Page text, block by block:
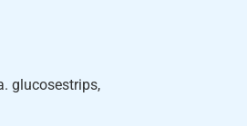
glucosestrips,